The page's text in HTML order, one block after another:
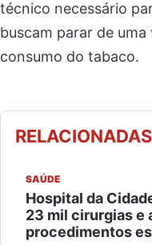
técnico necessário
buscam parar de
consumo do tabaco.
RELACIONADAS
SAÚDE
Hospital da
23 mil cirurgias e
procedimentos